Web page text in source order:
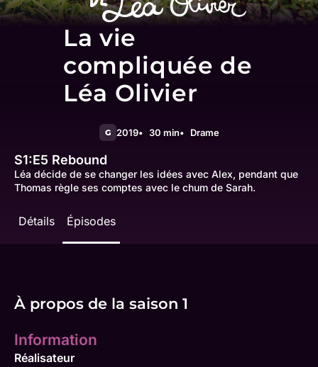
La vie
compliquée de
Léa Olivier
G 2019 30 min Drame
S1:E5 Rebound
Léa décide de se changer les idées avec Alex, pendant que
Thomas règle ses comptes avec le chum de Sarah.
Détails Épisodes
À propos de la saison 1
Information
Réalisateur